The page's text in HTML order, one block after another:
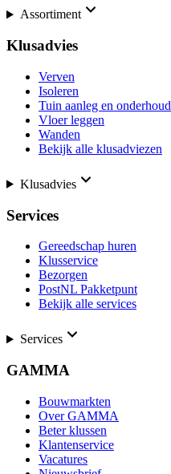
Assortiment
Klusadvies
Verven
Isoleren
Tuin aanleg en onderhoud
Vloer leggen
Wanden
Bekijk alle klusadviezen
Klusadvies
Services
Gereedschap huren
Klusservice
Bezorgen
PostNL Pakketpunt
Bekijk alle services
Services
GAMMA
Bouwmarkten
Over GAMMA
Beter klussen
Klantenservice
Vacatures